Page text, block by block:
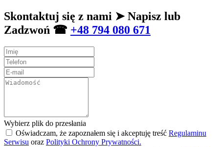
Skontaktuj się z nami ➤ Napisz lub
Zadzwoń ☎ +48 794 080 671
Wybierz plik do przesłania
Oświadczam, że zapoznałem się i akceptuję treść Regulaminu
Serwisu oraz Polityki Ochrony Prywatności.